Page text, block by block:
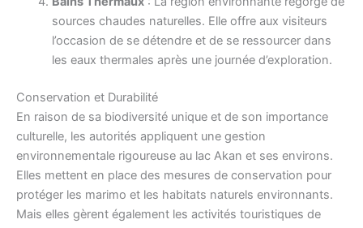
sources chaudes naturelles. Elle offre aux visiteurs
l’occasion de se détendre et de se ressourcer dans
les eaux thermales après une journée d’exploration.
Conservation et Durabilité
En raison de sa biodiversité unique et de son importance
culturelle, les autorités appliquent une gestion
environnementale rigoureuse au lac Akan et ses environs.
Elles mettent en place des mesures de conservation pour
protéger les marimo et les habitats naturels environnants.
Mais elles gèrent également les activités touristiques de